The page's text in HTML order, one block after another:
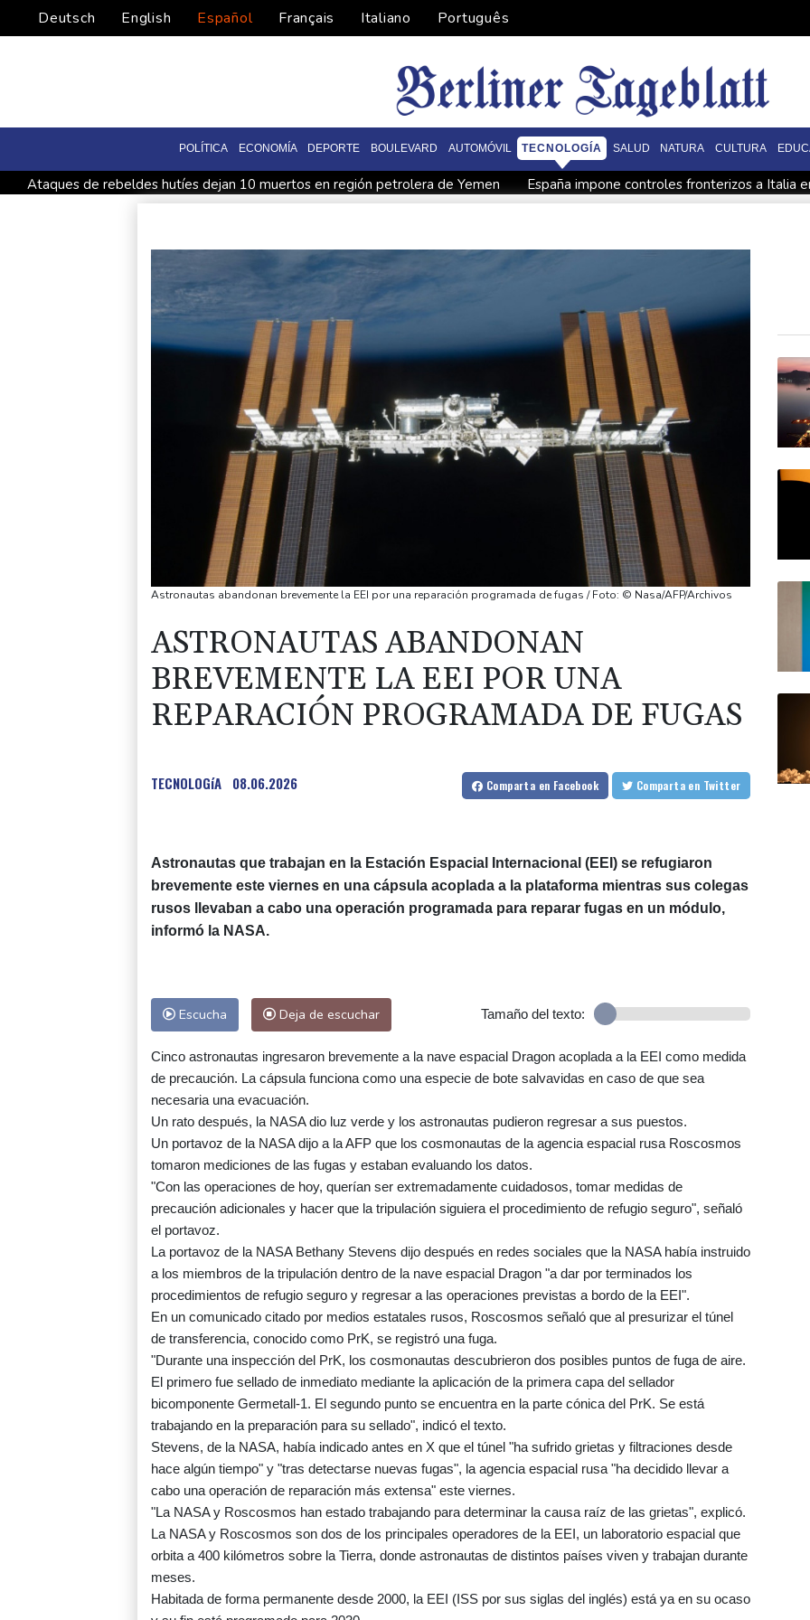
Deutsch English Español Français Italiano Português
POLÍTICA ECONOMÍA DEPORTE BOULEVARD AUTOMÓVIL TECNOLOGÍA SALUD NATURA CULTURA
Ataques de rebeldes hutíes dejan 10 muertos en región petrolera de Yemen
España impone controles fronterizos a Italia
Muere el productor William Orbit, que colaboró con Madonna en "Ray of Light"
La OMS propone probar en RDC una vacuna ya existente contra otra cepa del ébola
Astronautas abandonan brevemente la EEI por una reparación programada de fugas / Foto: © Nasa/AFP/Archivos
ASTRONAUTAS ABANDONAN
BREVEMENTE LA EEI POR UNA
REPARACIÓN PROGRAMADA DE FUGAS
TECNOLOGíA 08.06.2026 Comparta en Facebook Comparta en Twitter
Astronautas que trabajan en la Estación Espacial Internacional (EEI) se refugiaron
brevemente este viernes en una cápsula acoplada a la plataforma mientras sus colegas
rusos llevaban a cabo una operación programada para reparar fugas en un módulo,
informó la NASA.
Escucha Deja de escuchar Tamaño del texto:
Cinco astronautas ingresaron brevemente a la nave espacial Dragon acoplada a la EEI como medida
de precaución. La cápsula funciona como una especie de bote salvavidas en caso de que sea
necesaria una evacuación.
Un rato después, la NASA dio luz verde y los astronautas pudieron regresar a sus puestos.
Un portavoz de la NASA dijo a la AFP que los cosmonautas de la agencia espacial rusa Roscosmos
tomaron mediciones de las fugas y estaban evaluando los datos.
"Con las operaciones de hoy, querían ser extremadamente cuidadosos, tomar medidas de
precaución adicionales y hacer que la tripulación siguiera el procedimiento de refugio seguro", señaló
el portavoz.
La portavoz de la NASA Bethany Stevens dijo después en redes sociales que la NASA había instruido
a los miembros de la tripulación dentro de la nave espacial Dragon "a dar por terminados los
procedimientos de refugio seguro y regresar a las operaciones previstas a bordo de la EEI".
En un comunicado citado por medios estatales rusos, Roscosmos señaló que al presurizar el túnel
de transferencia, conocido como PrK, se registró una fuga.
"Durante una inspección del PrK, los cosmonautas descubrieron dos posibles puntos de fuga de aire.
El primero fue sellado de inmediato mediante la aplicación de la primera capa del sellador
bicomponente Germetall‑1. El segundo punto se encuentra en la parte cónica del PrK. Se está
trabajando en la preparación para su sellado", indicó el texto.
Stevens, de la NASA, había indicado antes en X que el túnel "ha sufrido grietas y filtraciones desde
hace algún tiempo" y "tras detectarse nuevas fugas", la agencia espacial rusa "ha decidido llevar a
cabo una operación de reparación más extensa" este viernes.
"La NASA y Roscosmos han estado trabajando para determinar la causa raíz de las grietas", explicó.
La NASA y Roscosmos son dos de los principales operadores de la EEI, un laboratorio espacial que
orbita a 400 kilómetros sobre la Tierra, donde astronautas de distintos países viven y trabajan durante
meses.
Habitada de forma permanente desde 2000, la EEI (ISS por sus siglas del inglés) está ya en su ocaso